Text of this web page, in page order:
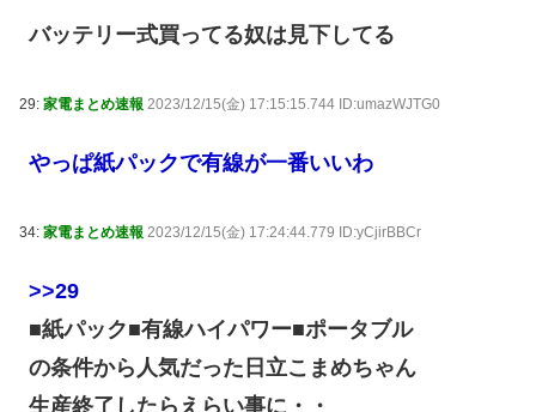
バッテリー式買ってる奴は見下してる
29: 家電まとめ速報 2023/12/15(金) 17:15:15.744 ID:umazWJTG0
やっぱ紙パックで有線が一番いいわ
34: 家電まとめ速報 2023/12/15(金) 17:24:44.779 ID:yCjirBBCr
>>29
■紙パック■有線ハイパワー■ポータブル
の条件から人気だった日立こまめちゃん
生産終了したらえらい事に・・